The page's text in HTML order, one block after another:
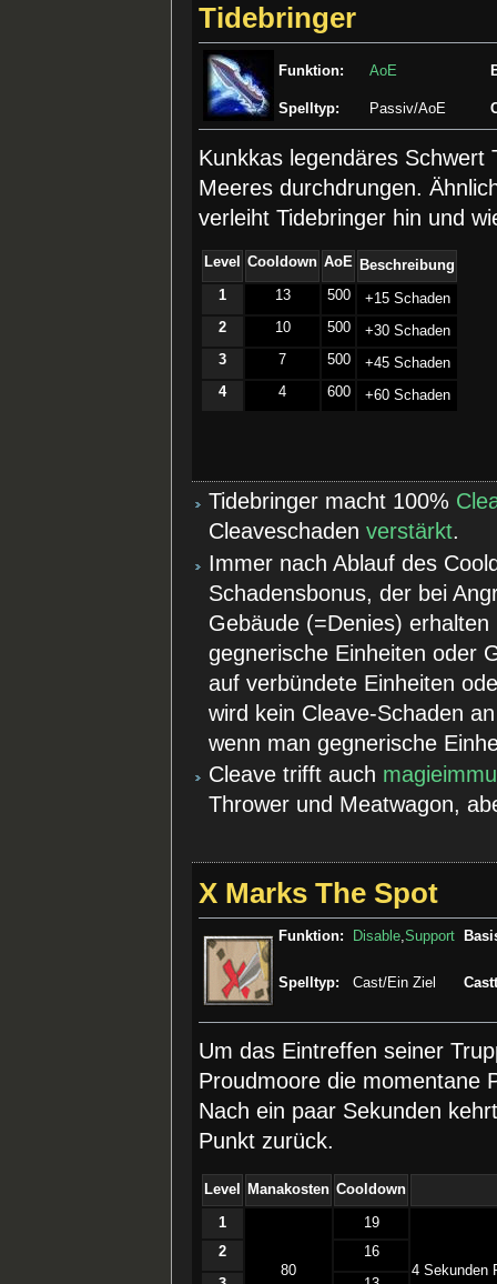
Tidebringer
Funktion: AoE
Spelltyp: Passiv/AoE
Kunkkas legendäres
Meeres durchdrungen.
verleiht Tidebringer hin und
Level Cooldown AoE Beschreibung
1
13 500
­+15 Schaden
2
10 500
­+30 Schaden
3
7 500
­+45 Schaden
4
4 600 ­+60 Schaden
Tidebringer macht 100%
Cleaveschadenverstärkt.
Immer nach Ablauf des
Schadensbonus, der bei
Gebäude (=Denies)
gegnerische Einheiten oder
auf verbündete Einheiten
wird kein Cleave-Schaden
wenn man gegnerische
Cleave trifft auch
Thrower und Meatwagon,
X Marks The Spot
Funktion: Disable ,Support
Spelltyp: Cast/Ein Ziel
Um das Eintreffen seiner
Proudmoore die momentane
Nach ein paar Sekunden
Punkt zurück.
Level Manakosten Cooldown
1
80
19
4 Sekunden
2 16